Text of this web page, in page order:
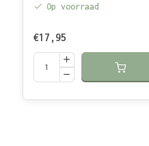
Op voorraad
€17,95